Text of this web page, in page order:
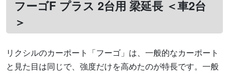
フーゴF プラス 2台用 梁延長 ＜車2台
＞
リクシルのカーポート「フーゴ」は、一般的なカーポート
と見た目は同じで、強度だけを高めたのが特長です。一般